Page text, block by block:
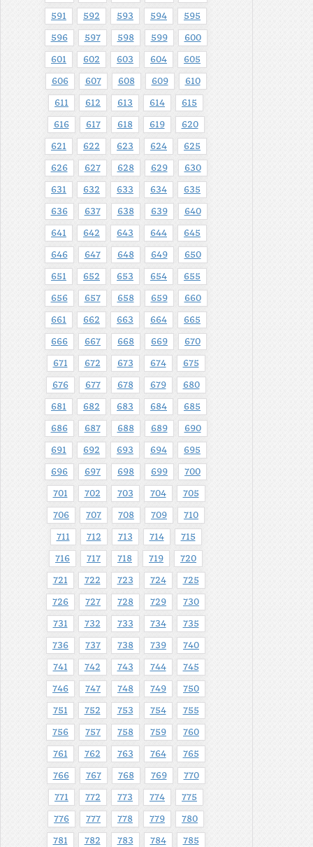
591 592 593 594 595
596 597 598 599 600
601 602 603 604 605
606 607 608 609 610
611 612 613 614 615
616 617 618 619 620
621 622 623 624 625
626 627 628 629 630
631 632 633 634 635
636 637 638 639 640
641 642 643 644 645
646 647 648 649 650
651 652 653 654 655
656 657 658 659 660
661 662 663 664 665
666 667 668 669 670
671 672 673 674 675
676 677 678 679 680
681 682 683 684 685
686 687 688 689 690
691 692 693 694 695
696 697 698 699 700
701 702 703 704 705
706 707 708 709 710
711 712 713 714 715
716 717 718 719 720
721 722 723 724 725
726 727 728 729 730
731 732 733 734 735
736 737 738 739 740
741 742 743 744 745
746 747 748 749 750
751 752 753 754 755
756 757 758 759 760
761 762 763 764 765
766 767 768 769 770
771 772 773 774 775
776 777 778 779 780
781 782 783 784 785